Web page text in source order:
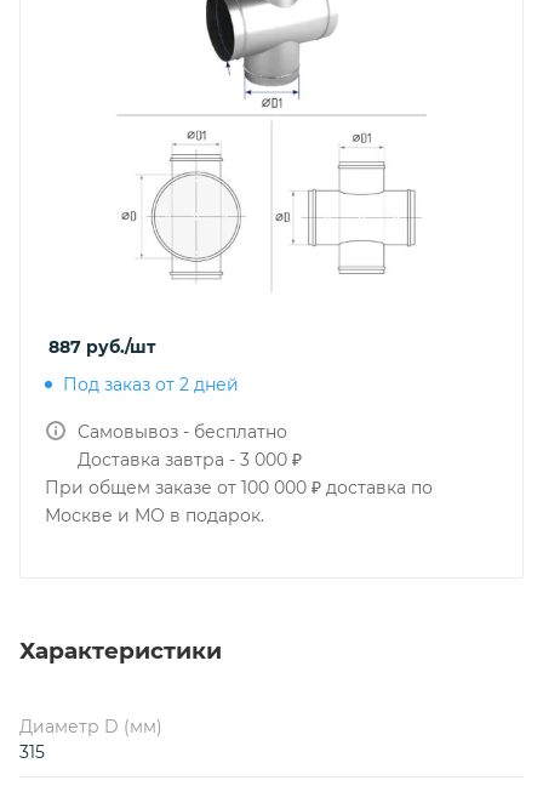
887 руб./шт
Под заказ от 2 дней
Самовывоз - бесплатно
Доставка завтра - 3 000 ₽
При общем заказе от 100 000 ₽ доставка по
Москве и МО в подарок.
Характеристики
Диаметр D (мм)
315